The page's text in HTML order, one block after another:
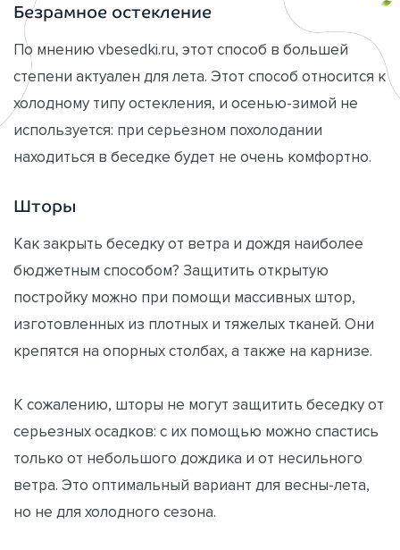
Безрамное остекление
По мнению vbesedki.ru, этот способ в большей
степени актуален для лета. Этот способ относится к
холодному типу остекления, и осенью-зимой не
используется: при серьезном похолодании
находиться в беседке будет не очень комфортно.
Шторы
Как закрыть беседку от ветра и дождя наиболее
бюджетным способом? Защитить открытую
постройку можно при помощи массивных штор,
изготовленных из плотных и тяжелых тканей. Они
крепятся на опорных столбах, а также на карнизе.
К сожалению, шторы не могут защитить беседку от
серьезных осадков: с их помощью можно спастись
только от небольшого дождика и от несильного
ветра. Это оптимальный вариант для весны-лета,
но не для холодного сезона.